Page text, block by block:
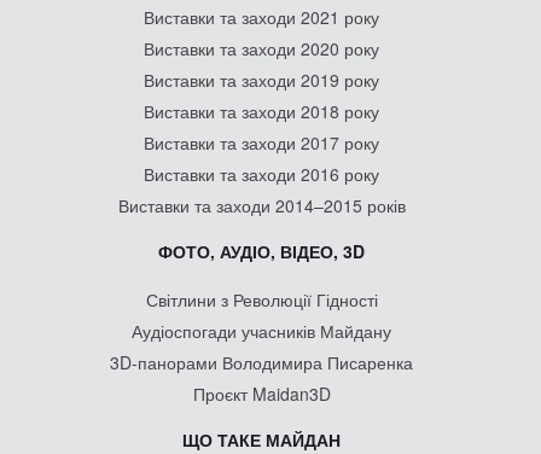
Виставки та заходи 2021 року
Виставки та заходи 2020 року
Виставки та заходи 2019 року
Виставки та заходи 2018 року
Виставки та заходи 2017 року
Виставки та заходи 2016 року
Виставки та заходи 2014–2015 років
ФОТО, АУДІО, ВІДЕО, 3D
Світлини з Революції Гідності
Аудіоспогади учасників Майдану
3D-панорами Володимира Писаренка
Проєкт Maidan3D
ЩО ТАКЕ МАЙДАН